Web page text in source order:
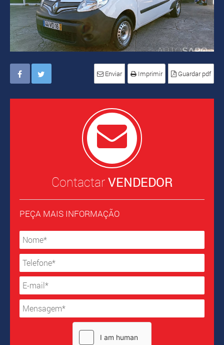
Enviar Imprimir Guardar pdf
ContactarVENDEDOR
PEÇA MAIS INFORMAÇÃO